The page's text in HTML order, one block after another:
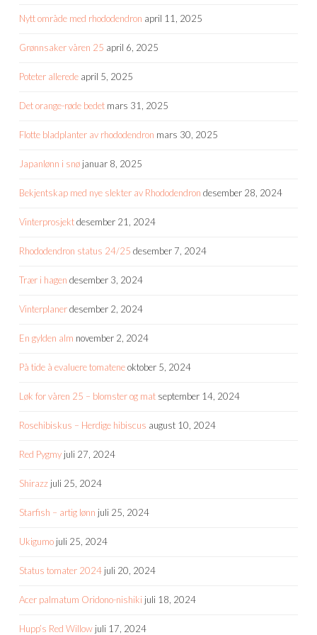
Nytt område med rhododendron april 11, 2025
Grønnsaker våren 25 april 6, 2025
Poteter allerede april 5, 2025
Det orange-røde bedet mars 31, 2025
Flotte bladplanter av rhododendron mars 30, 2025
Japanlønn i snø januar 8, 2025
Bekjentskap med nye slekter av Rhododendron desember 28, 2024
Vinterprosjektdesember 21, 2024
Rhododendron status 24/25 desember 7, 2024
Trær i hagen desember 3, 2024
Vinterplanerdesember 2, 2024
En gylden alm november 2, 2024
På tide å evaluere tomateneoktober 5, 2024
Løk for våren 25 – blomster og mat september 14, 2024
Rosehibiskus – Herdige hibiscus august 10, 2024
Red Pygmy juli 27, 2024
Shirazz juli 25, 2024
Starfish – artig lønn juli 25, 2024
Ukigumo juli 25, 2024
Status tomater 2024 juli 20, 2024
Acer palmatum Oridono-nishiki juli 18, 2024
Hupp’s Red Willow juli 17, 2024